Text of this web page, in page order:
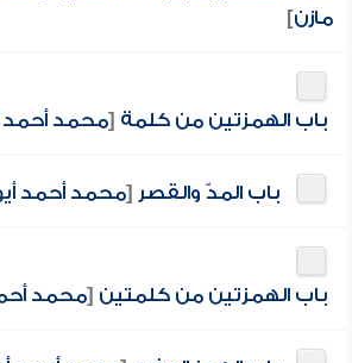
مازن]
باب الهمزتين من كلمة [محمد أحمد
باب المدّ والقصر [محمد أحمد
باب الهمزتين من كلمتين [محمد